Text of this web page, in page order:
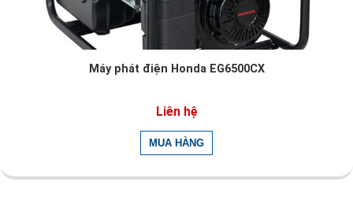
Máy phát điện Honda EG6500CX
Liên hệ